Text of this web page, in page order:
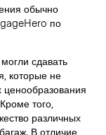
обычно
по
сдавать
которые не
ценообразования
того,
различных
В отличие